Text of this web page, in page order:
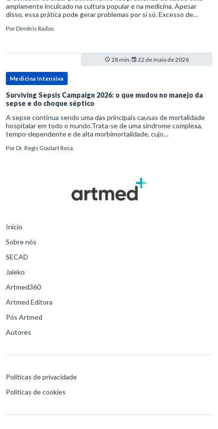
amplamente inculcado na cultura popular e na medicina. Apesar
disso, essa prática pode gerar problemas por si só. Excesso de
PorDimitris Rados
28 min. 22 de maio de 2026
Medicina Intensiva
Surviving Sepsis Campaign 2026: o que mudou no manejo da
sepse e do choque séptico
A sepse continua sendo uma das principais causas de mortalidade
hospitalar em todo o mundo.Trata-se de uma síndrome complexa,
tempo-dependente e de alta morbimortalidade, cujo
para o desfe
PorDr. Regis Goulart Rosa
Início
Sobre nós
SECAD
Jaleko
Artmed360
Artmed Editora
Pós Artmed
Autores
Políticas de privacidade
Políticas de cookies